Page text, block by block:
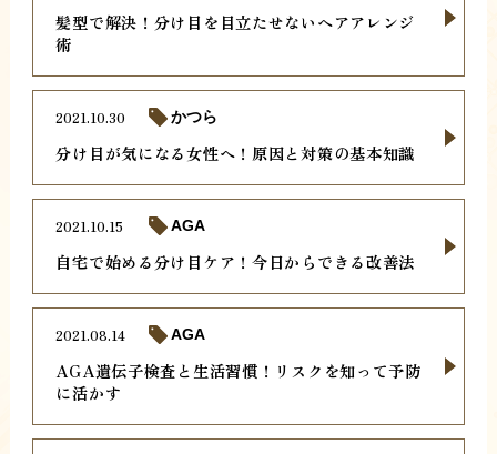
髪型で解決！分け目を目立たせないヘアアレンジ
術
分け目が気になる女性へ！原因と対策の基本知識
2021.10.30 かつら
自宅で始める分け目ケア！今日からできる改善法
2021.10.15 AGA
AGA遺伝子検査と生活習慣！リスクを知って予防
に活かす
2021.08.14 AGA